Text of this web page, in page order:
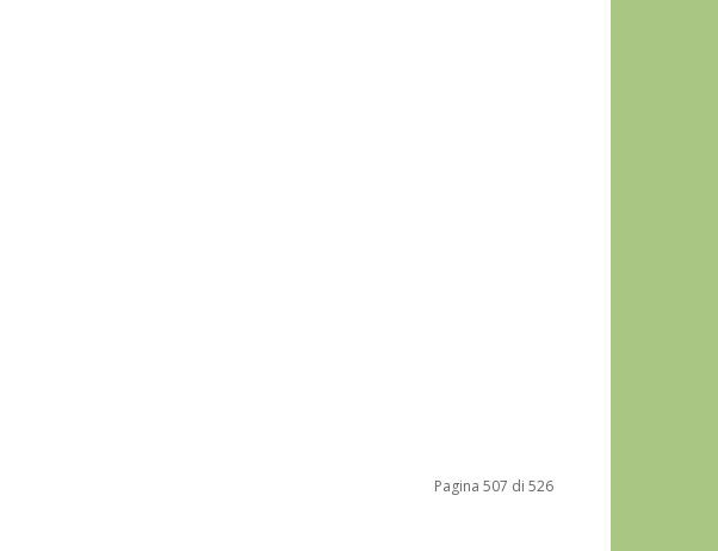
Pagina 507 di 526